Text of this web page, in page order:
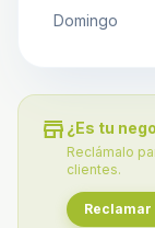
Domingo
store ¿Es tu
Reclámalo
clientes.